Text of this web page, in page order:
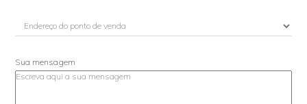
Sua mensagem